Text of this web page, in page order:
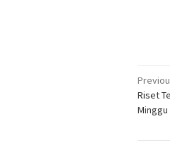
Riset
Minggu